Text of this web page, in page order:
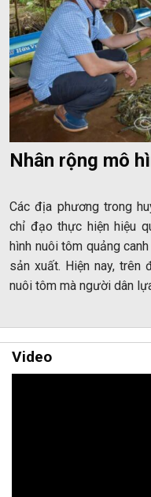
Nhân rộng mô
Các địa phương trong
chỉ đạo thực hiện hiệu
hình nuôi tôm quảng
sản xuất. Hiện nay, trên
nuôi tôm mà người dân
Video